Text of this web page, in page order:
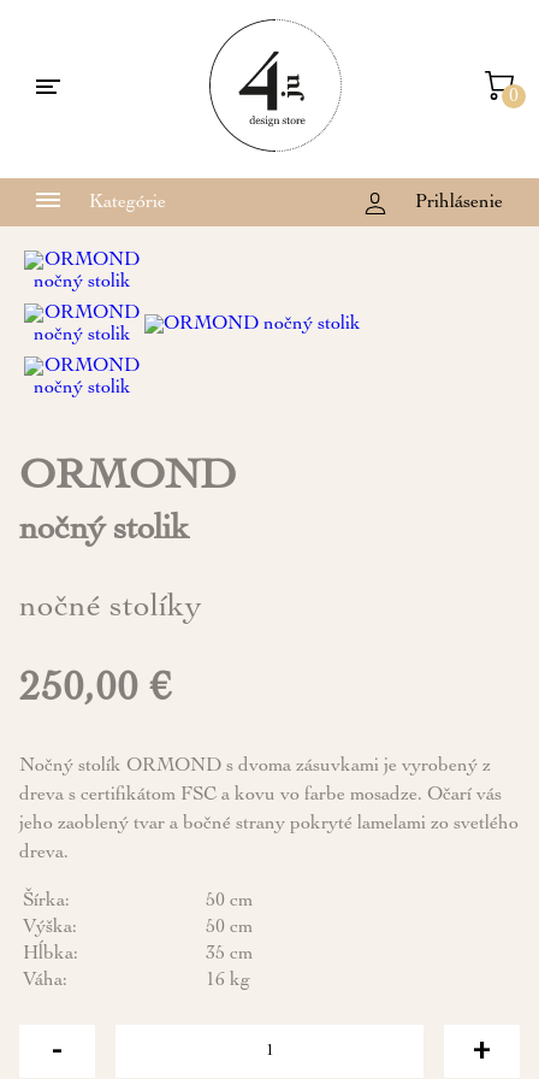
0
Kategórie Prihlásenie
ORMOND
nočný stolik
nočné stolíky
250,00 €
Nočný stolík ORMOND s dvoma zásuvkami je vyrobený z
dreva s certifikátom FSC a kovu vo farbe mosadze. Očarí vás
jeho zaoblený tvar a bočné strany pokryté lamelami zo svetlého
dreva.
Šírka:
50 cm
Výška:
50 cm
Hĺbka:
35 cm
Váha:
16 kg
- +